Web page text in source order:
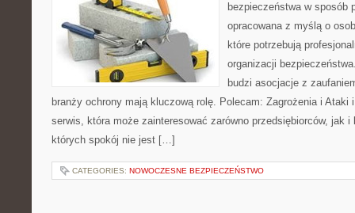
bezpieczeństwa w sposób
opracowana z myślą o
które potrzebują
organizacji
budzi asocjacje z
branży ochrony mają kluczową rolę. Polecam: Zagrożenia i Ataki
serwis, która może zainteresować zarówno przedsiębiorców, jak
których spokój nie jest […]
CATEGORIES: NOWOCZESNE BEZPIECZEŃSTWO